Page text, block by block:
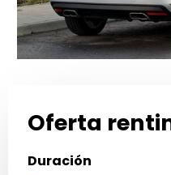
Oferta
Duración